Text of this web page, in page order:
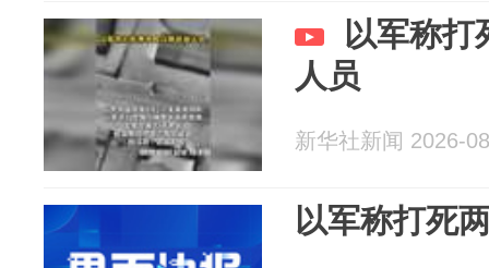
以军称打
人员
新华社新闻 2026-
以军称打死